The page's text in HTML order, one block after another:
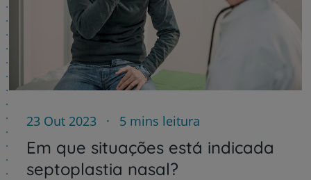
23 Out 2023 5 mins leitura
Em que situações está indicada
septoplastia nasal?